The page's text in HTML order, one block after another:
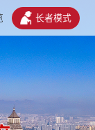
长者模式